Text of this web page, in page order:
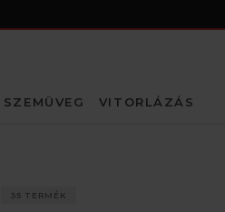
SZEMÜVEG VITORLÁZÁS
35 TERMÉK